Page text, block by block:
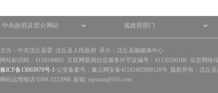
主办：中共沈丘县委 沈丘县人民政府 承办：沈丘县融媒体中心
网站标识码：4116240001 互联网新闻信息服务许可证编号：41120200100 信息网络
豫ICP备13003979号-1 公安备案号：豫公网安备41162402000128号 版权所有：沈丘
网站运维电话 0394-5222096 邮箱: sqrmtzx@163.com